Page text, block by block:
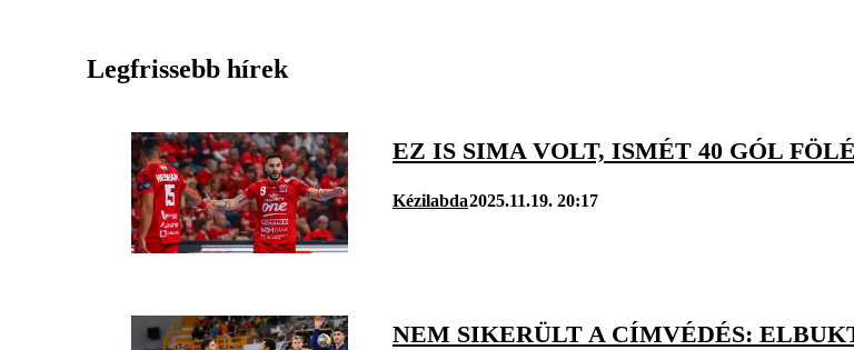
Legfrissebb hírek
EZ IS SIMA VOLT, ISMÉT 40 GÓL
Kézilabda2025.11.19. 20:17
NEM SIKERÜLT A CÍMVÉDÉS: